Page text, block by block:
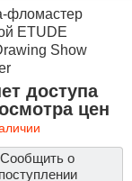
фломастер
ETUDE
Show
доступа
цен
Сообщить о
поступлении